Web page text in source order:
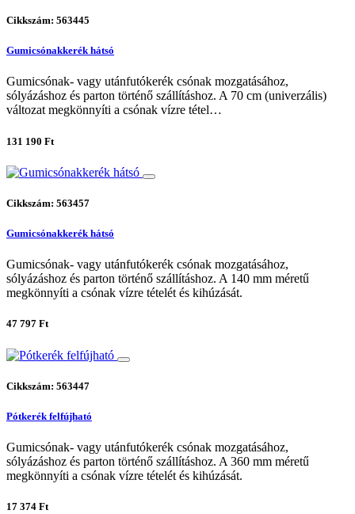
Cikkszám: 563445
Gumicsónakkerék hátsó
Gumicsónak- vagy utánfutókerék csónak mozgatásához,
sólyázáshoz és parton történő szállításhoz. A 70 cm (univerzális)
változat megkönnyíti a csónak vízre tétel…
131 190 Ft
Cikkszám: 563457
Gumicsónakkerék hátsó
Gumicsónak- vagy utánfutókerék csónak mozgatásához,
sólyázáshoz és parton történő szállításhoz. A 140 mm méretű
megkönnyíti a csónak vízre tételét és kihúzását.
47 797 Ft
Cikkszám: 563447
Pótkerék felfújható
Gumicsónak- vagy utánfutókerék csónak mozgatásához,
sólyázáshoz és parton történő szállításhoz. A 360 mm méretű
megkönnyíti a csónak vízre tételét és kihúzását.
17 374 Ft